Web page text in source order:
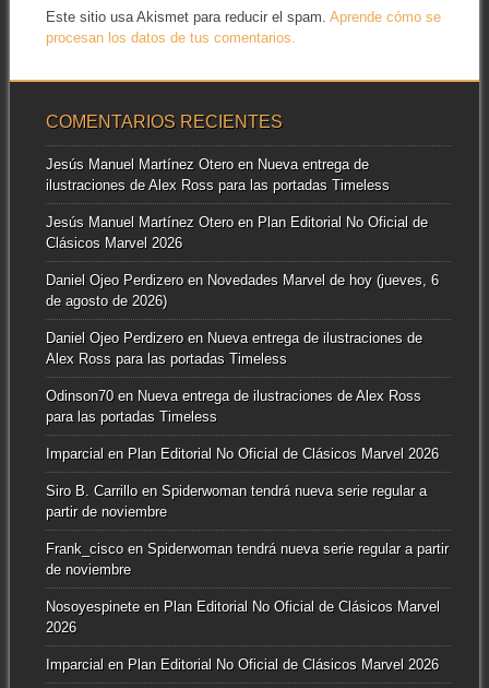
Este sitio usa Akismet para reducir el spam. Aprende cómo se
procesan los datos de tus comentarios.
COMENTARIOS RECIENTES
Jesús Manuel Martínez Oteroen Nueva entrega de
ilustraciones de Alex Ross para las portadas Timeless
Jesús Manuel Martínez Oteroen Plan Editorial No Oficial de
Clásicos Marvel 2026
Daniel Ojeo Perdizeroen Novedades Marvel de hoy (jueves, 6
de agosto de 2026)
Daniel Ojeo Perdizeroen Nueva entrega de ilustraciones de
Alex Ross para las portadas Timeless
Odinson70en Nueva entrega de ilustraciones de Alex Ross
para las portadas Timeless
Imparcialen Plan Editorial No Oficial de Clásicos Marvel 2026
Siro B. Carrilloen Spiderwoman tendrá nueva serie regular a
partir de noviembre
Frank_ciscoen Spiderwoman tendrá nueva serie regular a partir
de noviembre
Nosoyespineteen Plan Editorial No Oficial de Clásicos Marvel
2026
Imparcialen Plan Editorial No Oficial de Clásicos Marvel 2026